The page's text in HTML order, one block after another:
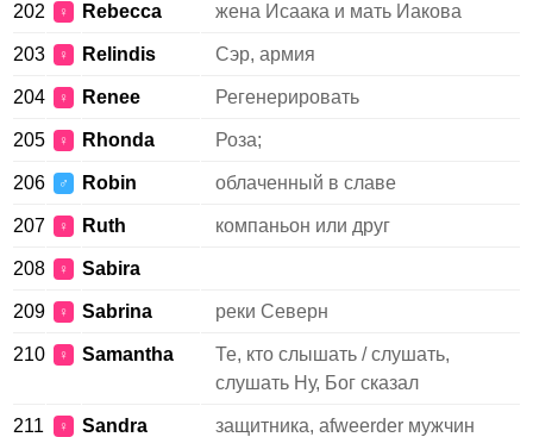
202 ♀ Rebecca жена Исаака и мать Иакова
203 ♀ Relindis Сэр, армия
204 ♀ Renee Регенерировать
205 ♀ Rhonda Роза;
206 ♂ Robin облаченный в славе
207 ♀ Ruth компаньон или друг
208 ♀ Sabira
209 ♀ Sabrina реки Северн
210 ♀ Samantha
Те, кто слышать / слушать,
слушать Ну, Бог сказал
211 ♀ Sandra защитника, afweerder мужчин